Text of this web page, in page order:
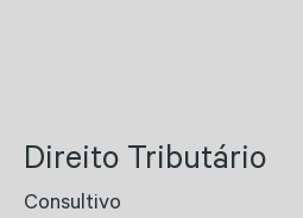
Direito Tributário
Consultivo